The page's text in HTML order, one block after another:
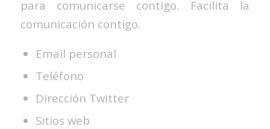
para comunicarse contigo. Facilita la
comunicación contigo.
Email personal
Teléfono
Dirección Twitter
Sitios web